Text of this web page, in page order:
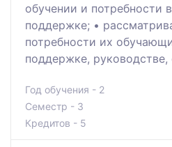
обучении и потребности
поддержке; •
потребности их
поддержке, руководстве,
Год обучения - 2
Семестр - 3
Кредитов - 5